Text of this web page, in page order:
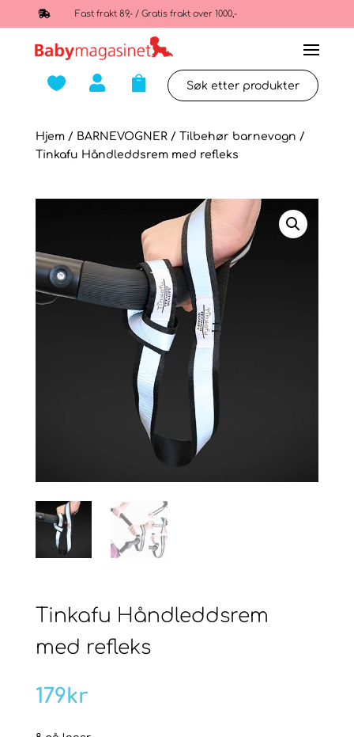
 Fast frakt 89,- / Gratis frakt over 1000,-
  
Hjem/ BARNEVOGNER/ Tilbehør barnevogn /
Tinkafu Håndleddsrem med refleks
Tinkafu Håndleddsrem
med refleks
179kr